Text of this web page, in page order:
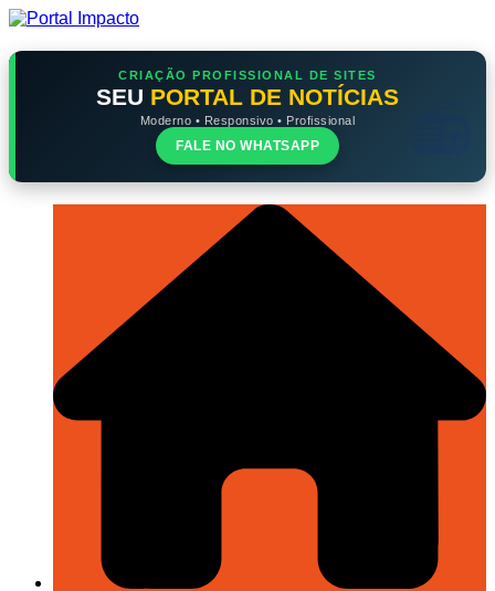
Ir
o
CRIAÇÃO PROFISSIONAL DE SITES
SEU PORTAL DE NOTÍCIAS
Moderno • Responsivo • Profissional
FALE NO WHATSAPP